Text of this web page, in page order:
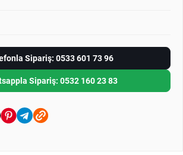
Sipariş: 0533 601 73 96
Sipariş: 0532 160 23 83